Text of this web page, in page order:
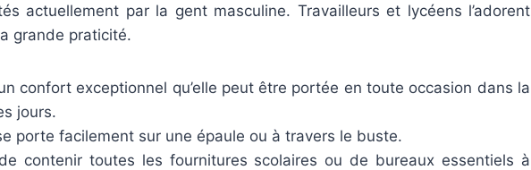
actuellement par la gent masculine. Travailleurs et lycéens l’adorent
grande praticité.
confort exceptionnel qu’elle peut être portée en toute occasion dans la
jours.
porte facilement sur une épaule ou à travers le buste.
contenir toutes les fournitures scolaires ou de bureaux essentiels à